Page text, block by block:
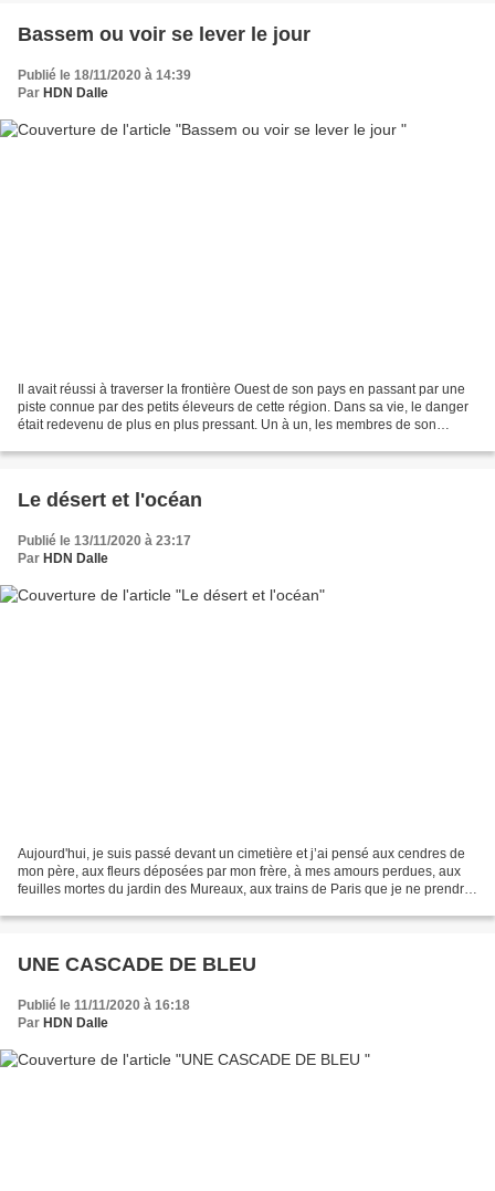
Bassem ou voir se lever le jour
Publié le 18/11/2020 à 14:39
Par HDN Dalle
Il avait réussi à traverser la frontière Ouest de son pays en passant par une
piste connue par des petits éleveurs de cette région. Dans sa vie, le danger
était redevenu de plus en plus pressant. Un à un, les membres de son
Le désert et l'océan
Publié le 13/11/2020 à 23:17
Par HDN Dalle
Aujourd'hui, je suis passé devant un cimetière et j’ai pensé aux cendres de
mon père, aux fleurs déposées par mon frère, à mes amours perdues, aux
feuilles mortes du jardin des Mureaux, aux trains de Paris que je ne prendrai
UNE CASCADE DE BLEU
Publié le 11/11/2020 à 16:18
Par HDN Dalle